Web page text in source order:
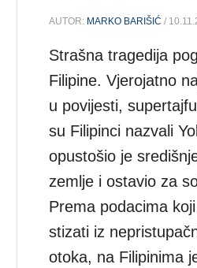
AUTOR: MARKO BARIŠIĆ /
Strašna tragedija
Filipine. Vjerojatno
u povijesti,
su Filipinci nazvali
opustošio je
zemlje i ostavio za
Prema podacima
stizati iz
otoka, na Filipinima